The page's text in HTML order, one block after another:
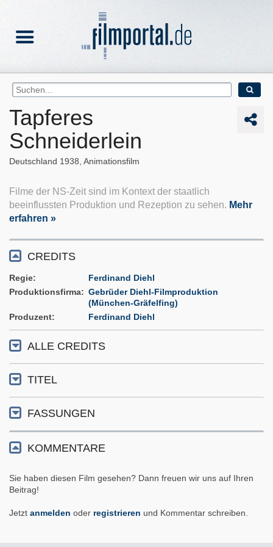
Tapferes
Schneiderlein
Deutschland 1938 Animationsfilm
Filme der NS-Zeit sind im Kontext der staatlich
beeinflussten Produktion und Rezeption zu sehen. Mehr
erfahren »
CREDITS
Regie
Ferdinand Diehl
Produktionsfirma
Gebrüder Diehl-Filmproduktion
(München-Gräfelfing)
Produzent
Ferdinand Diehl
ALLE CREDITS
TITEL
FASSUNGEN
KOMMENTARE
Sie haben diesen Film gesehen? Dann freuen wir uns auf Ihren
Beitrag!
Jetzt anmelden oder registrieren und Kommentar schreiben.